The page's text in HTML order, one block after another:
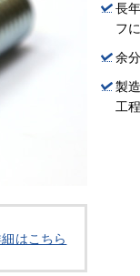
長
フ
余
製
工
はこちら